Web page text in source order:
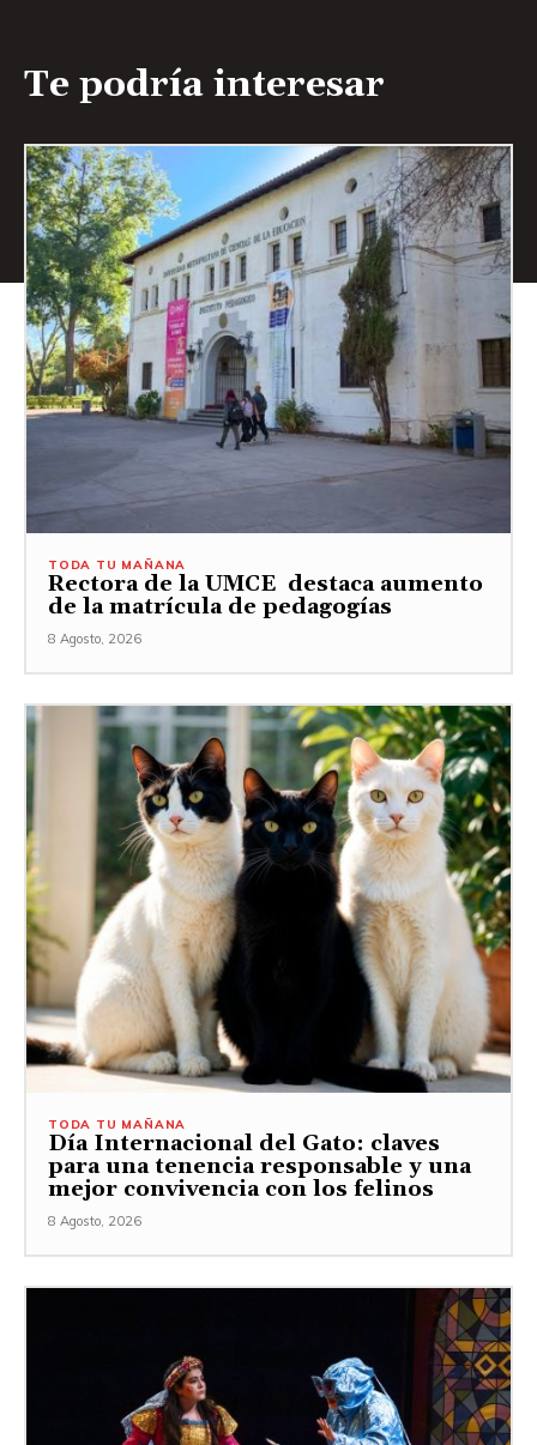
Te podría interesar
TODA TU MAÑANA
Rectora de la UMCE destaca aumento
de la matrícula de pedagogías
8 Agosto, 2026
TODA TU MAÑANA
Día Internacional del Gato: claves
para una tenencia responsable y una
mejor convivencia con los felinos
8 Agosto, 2026